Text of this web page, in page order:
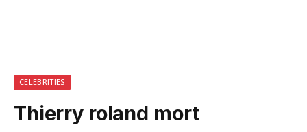
CELEBRITIES
Thierry roland mort